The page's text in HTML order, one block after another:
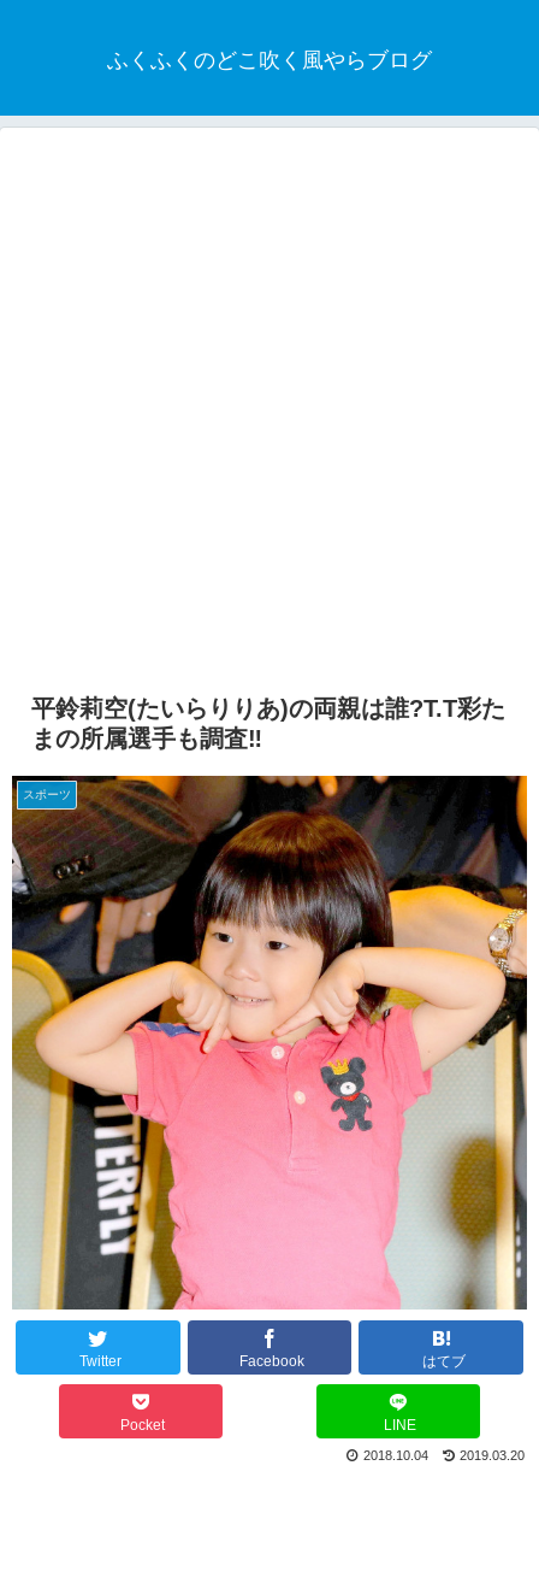
ふくふくのどこ吹く風やらブログ
平鈴莉空(たいらりりあ)の両親は誰?T.T彩た
まの所属選手も調査‼
スポーツ
Twitter Facebook はてブ
Pocket LINE
2019.03.20
2018.10.04